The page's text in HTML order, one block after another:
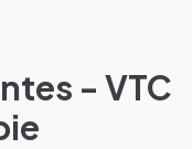
- VTC